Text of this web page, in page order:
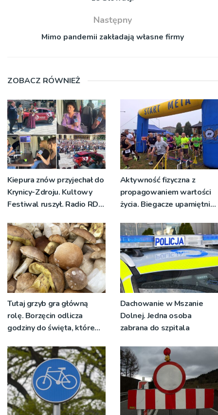
Następny
Mimo pandemii zakładają własne firmy
ZOBACZ RÓWNIEŻ
Kiepura znów przyjechał do
Krynicy-Zdroju. Kultowy
Festiwal ruszył. Radio RDN
żywo [ZDJĘCIA]
Aktywność fizyczna z
propagowaniem wartości
życia. Biegacze upamiętnili
Tutaj grzyb gra główną
rolę. Borzęcin odlicza
godziny do święta, które
pokoleń
Dachowanie w Mszanie
Dolnej. Jedna osoba
zabrana do szpitala